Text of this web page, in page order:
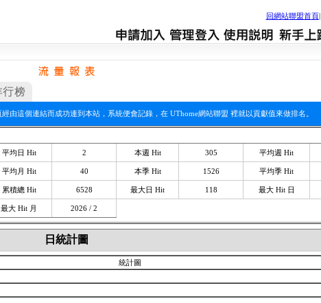
回網站聯盟首頁|
由這個連結而成功連到本站，系統便會記錄，在 UThome網站聯盟 裡就以貢獻值來做排名。
平均日 Hit 2 本週 Hit 305 平均週 Hit
平均月 Hit 40 本季 Hit 1526 平均季 Hit
累積總 Hit 6528 最大日 Hit 118 最大 Hit 日
最大 Hit 月 2026 / 2
日統計圖
統計圖